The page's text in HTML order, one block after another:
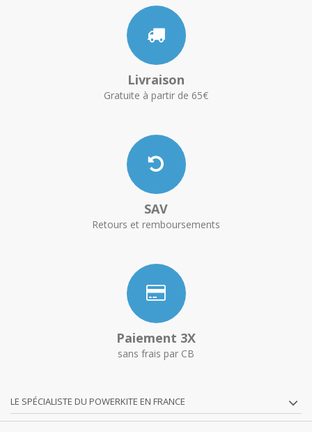
Livraison
Gratuite à partir de 65€
SAV
Retours et remboursements
Paiement 3X
sans frais par CB
LE SPÉCIALISTE DU POWERKITE EN FRANCE